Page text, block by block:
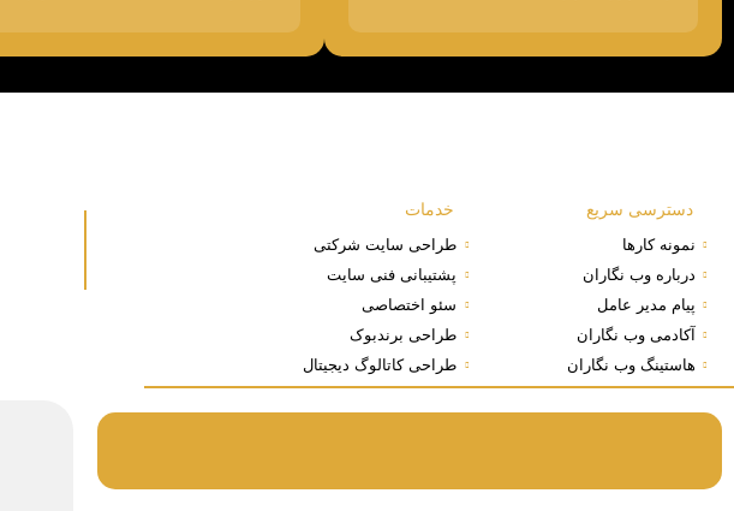
دسترسی سریع
نمونه کارها
درباره وب نگاران
پیام مدیر عامل
آکادمی وب نگاران
هاستینگ وب نگاران
خدمات
طراحی سایت شرکتی
پشتیبانی فنی سایت
سئو اختصاصی
طراحی برندبوک
طراحی کاتالوگ دیجیتال